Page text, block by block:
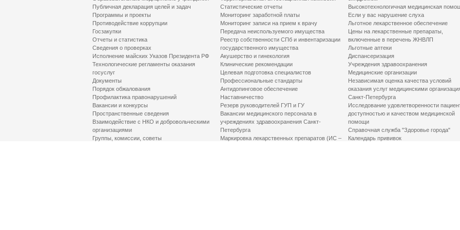
Публичная декларация целей и задач
Программы и проекты
Противодействие коррупции
Госзакупки
Отчеты и статистика
Сведения о проверках
Исполнение майских Указов Президента РФ
Технологические регламенты оказания
госуслуг
Документы
Порядок обжалования
Профилактика правонарушений
Вакансии и конкурсы
Пространственные сведения
Взаимодействие с НКО и добровольческими
организациями
Группы, комиссии, советы
Статистические отчеты
Мониторинг заработной платы
Мониторинг записи на прием к врачу
Передача неиспользуемого имущества
Реестр собственности СПб и инвентаризации
государственного имущества
Акушерство и гинекология
Клинические рекомендации
Целевая подготовка специалистов
Профессиональные стандарты
Антидопинговое обеспечение
Наставничество
Резерв руководителей ГУП и ГУ
Вакансии медицинского персонала в
учреждениях здравоохранения Санкт-
Петербурга
Маркировка лекарственных препаратов (ИС –
Высокотехнологичная медицинская
Если у вас нарушение слуха
Льготное лекарственное обеспечение
Цены на лекарственные препараты,
включенные в перечень ЖНВЛП
Льготные аптеки
Диспансеризация
Учреждения здравоохранения
Медицинские организации
Независимая оценка качества условий
оказания услуг медицинскими
Санкт-Петербурга
Исследование удовлетворенности
доступностью и качеством медицинской
помощи
Справочная служба "Здоровье города"
Календарь прививок